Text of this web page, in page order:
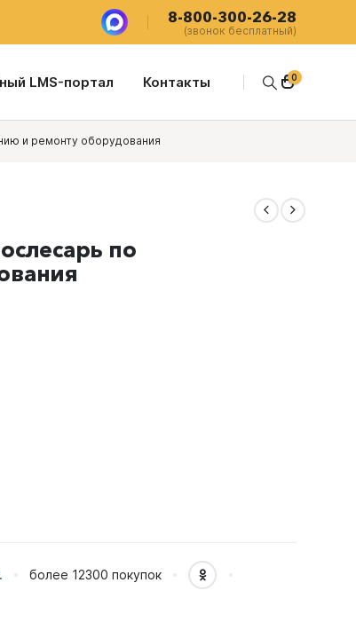
8-800-300-26-28
(звонок бесплатный)
LMS-портал Контакты 0
и ремонту оборудования
по
более 12300 покупок